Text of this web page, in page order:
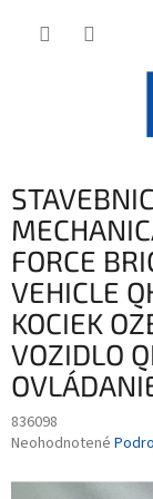
FORCE
VEHICLE
KOCIEK
VOZIDLO
836098
Priemerné
produktu
Neohodnotené